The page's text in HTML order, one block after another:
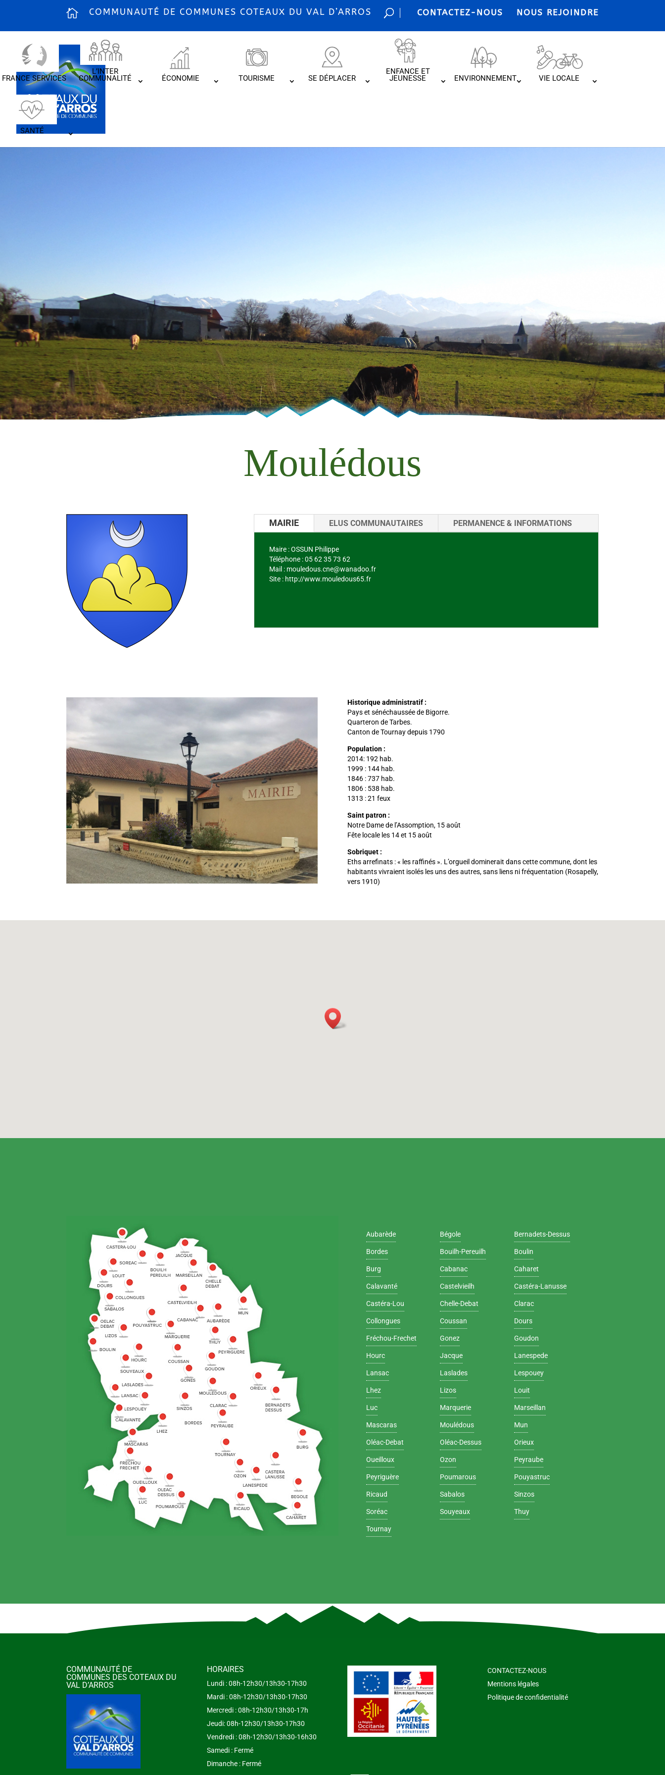
COMMUNAUTÉ DE COMMUNES COTEAUX DU VAL D’ARROS CONTACTEZ-NOUS NOUS REJOINDRE
FRANCE SERVICES
L’INTER
COMMUNALITÉ ÉCONOMIE TOURISME SE DÉPLACER
ENFANCE ET
JEUNESSE ENVIRONNEMENT VIE LOCALE
SANTÉ
Moulédous
Moulédous
MAIRIE ELUS COMMUNAUTAIRES PERMANENCE & INFORMATIONS
Maire : OSSUN Philippe
Téléphone : 05 62 35 73 62
Mail : mouledous.cne@wanadoo.fr
Site : http://www.mouledous65.fr
Historique administratif :
Pays et sénéchaussée de Bigorre.
Quarteron de Tarbes.
Canton de Tournay depuis 1790
Population :
2014: 192 hab.
1999 : 144 hab.
1846 : 737 hab.
1806 : 538 hab.
1313 : 21 feux
Saint patron :
Notre Dame de l’Assomption, 15 août
Fête locale les 14 et 15 août
Sobriquet :
Eths arrefinats : « les raffinés ». L’orgueil dominerait dans cette commune, dont les
habitants vivraient isolés les uns des autres, sans liens ni fréquentation (Rosapelly,
vers 1910)
Aubarède Bégole Bernadets-Dessus
Bordes Bouilh-Pereuilh Boulin
Burg Cabanac Caharet
Calavanté Castelvieilh Castéra-Lanusse
Castéra-Lou Chelle-Debat Clarac
Collongues Coussan Dours
Fréchou-Frechet Gonez Goudon
Hourc Jacque Lanespede
Lansac Laslades Lespouey
Lhez Lizos Louit
Luc Marquerie Marseillan
Mascaras Moulédous Mun
Oléac-Debat Oléac-Dessus Orieux
Oueilloux Ozon Peyraube
Peyriguère Poumarous Pouyastruc
Ricaud Sabalos Sinzos
Soréac Souyeaux Thuy
Tournay
COMMUNAUTÉ DE
COMMUNES DES COTEAUX DU
VAL D’ARROS
HORAIRES
Lundi : 08h-12h30/13h30-17h30
Mardi : 08h-12h30/13h30-17h30
Mercredi : 08h-12h30/13h30-17h
Jeudi: 08h-12h30/13h30-17h30
Vendredi : 08h-12h30/13h30-16h30
Samedi : Fermé
Dimanche : Fermé
CONTACTEZ-NOUS
Mentions légales
Politique de confidentialité